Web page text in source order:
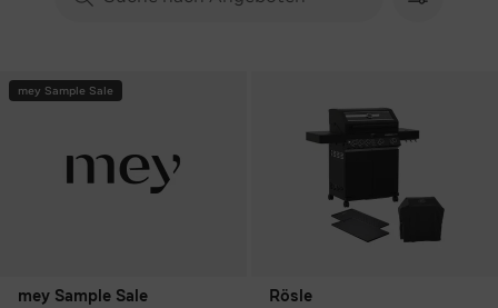
mey Sample Sale
mey Sample Sale Rösle